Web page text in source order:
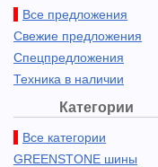
Все предложения
Свежие предложения
Спецпредложения
Техника в наличии
Категории
Все категории
GREENSTONE шины